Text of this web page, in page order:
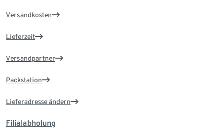
Versandkosten
Lieferzeit
Versandpartner
Packstation
Lieferadresse ändern
Filialabholung